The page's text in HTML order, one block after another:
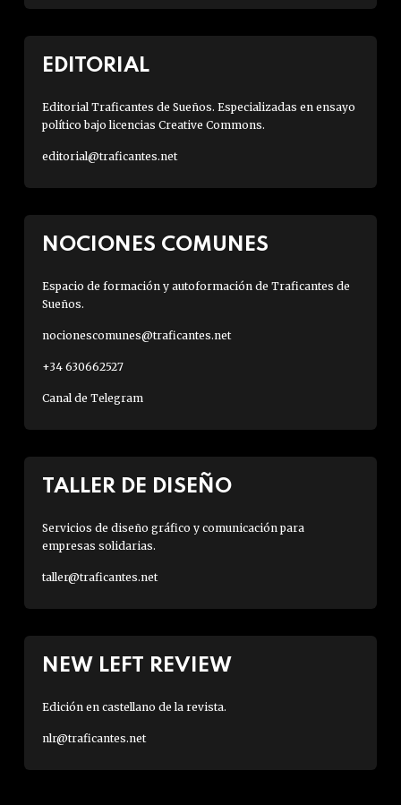
EDITORIAL
Editorial Traficantes de Sueños. Especializadas en ensayo
político bajo licencias Creative Commons.
editorial@traficantes.net
NOCIONES COMUNES
Espacio de formación y autoformación de Traficantes de
Sueños.
nocionescomunes@traficantes.net
+34 630662527
Canal de Telegram
TALLER DE DISEÑO
Servicios de diseño gráfico y comunicación para
empresas solidarias.
taller@traficantes.net
NEW LEFT REVIEW
Edición en castellano de la revista.
nlr@traficantes.net